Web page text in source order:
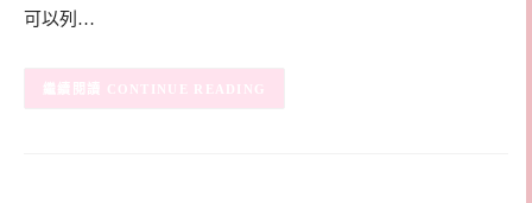
可以列…
CONTINUE READING